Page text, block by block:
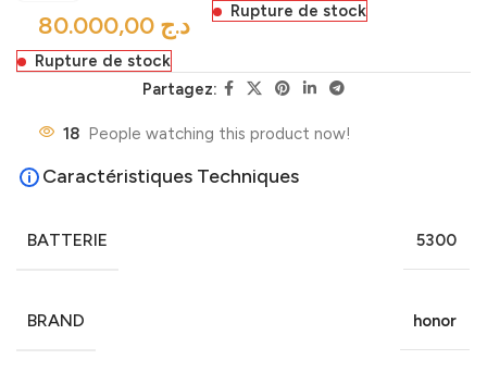
د.ج Rupture de stock
Rupture de stock
Partagez:
18 People watching this product now!
Caractéristiques Techniques
BATTERIE 5300
BRAND honor